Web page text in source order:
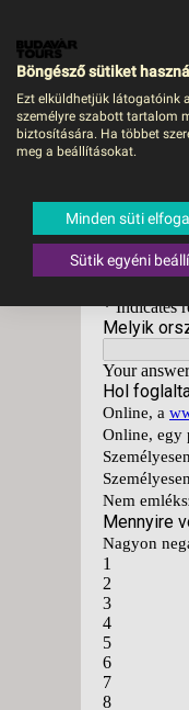
Böngésző sütiket
Ezt elküldhetjük látogatóink
személyre szabott tartalom
biztosítására. Ha többet
meg a beállításokat.
Minden süti
Sütik egyéni